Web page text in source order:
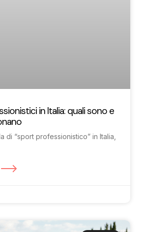
in Italia: quali sono e
di “sport professionistico” in Italia,